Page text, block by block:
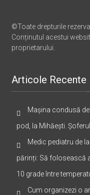
©Toate drepturile
Conținutul acestui
proprietarului.
Articole Recente
Mașina condusă
pod, la Mihăești.
Medic pediatru de
părinți: Să folosească
10 grade între
Cum organizezi o